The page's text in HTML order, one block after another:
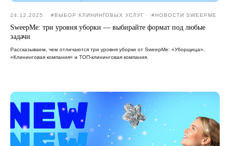
24.12.2025 #ВЫБОР КЛИНИНГОВЫХ УСЛУГ #НОВОСТИ SWEEPME
SweepMe: три уровня уборки — выбирайте формат под любые
задачи
Рассказываем, чем отличаются три уровня уборки от SweepMe: «Уборщица»,
«Клининговая компания» и ТОП-клининговая компания.